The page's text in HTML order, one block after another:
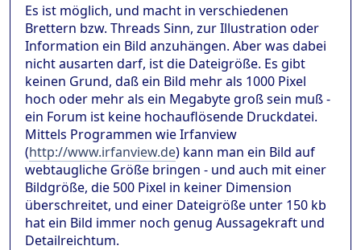
Es ist möglich, und macht in verschiedenen
Brettern bzw. Threads Sinn, zur Illustration oder
Information ein Bild anzuhängen. Aber was dabei
nicht ausarten darf, ist die Dateigröße. Es gibt
keinen Grund, daß ein Bild mehr als 1000 Pixel
hoch oder mehr als ein Megabyte groß sein muß -
ein Forum ist keine hochauflösende Druckdatei.
Mittels Programmen wie Irfanview
(http://www.irfanview.de) kann man ein Bild auf
webtaugliche Größe bringen - und auch mit einer
Bildgröße, die 500 Pixel in keiner Dimension
überschreitet, und einer Dateigröße unter 150 kb
hat ein Bild immer noch genug Aussagekraft und
Detailreichtum.